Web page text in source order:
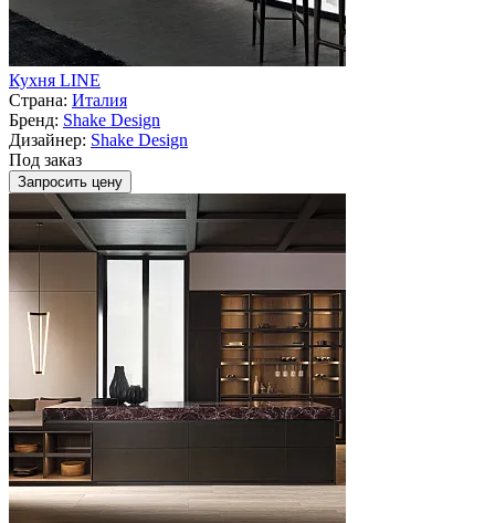
Кухня LINE
Страна: Италия
Бренд: Shake Design
Дизайнер: Shake Design
Под заказ
Запросить цену